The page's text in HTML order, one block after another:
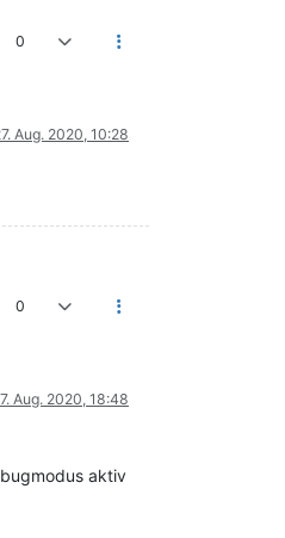
0
Aug. 2020, 10:28
0
Aug. 2020, 18:48
aktiv